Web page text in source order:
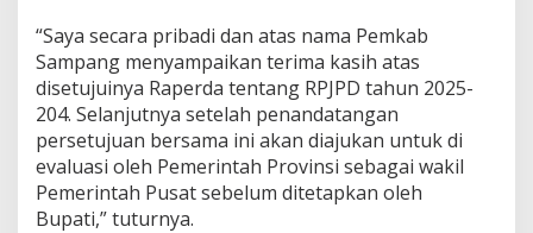
“Saya secara pribadi dan atas nama Pemkab
Sampang menyampaikan terima kasih atas
disetujuinya Raperda tentang RPJPD tahun 2025-
204. Selanjutnya setelah penandatangan
persetujuan bersama ini akan diajukan untuk di
evaluasi oleh Pemerintah Provinsi sebagai wakil
Pemerintah Pusat sebelum ditetapkan oleh
Bupati,” tuturnya.